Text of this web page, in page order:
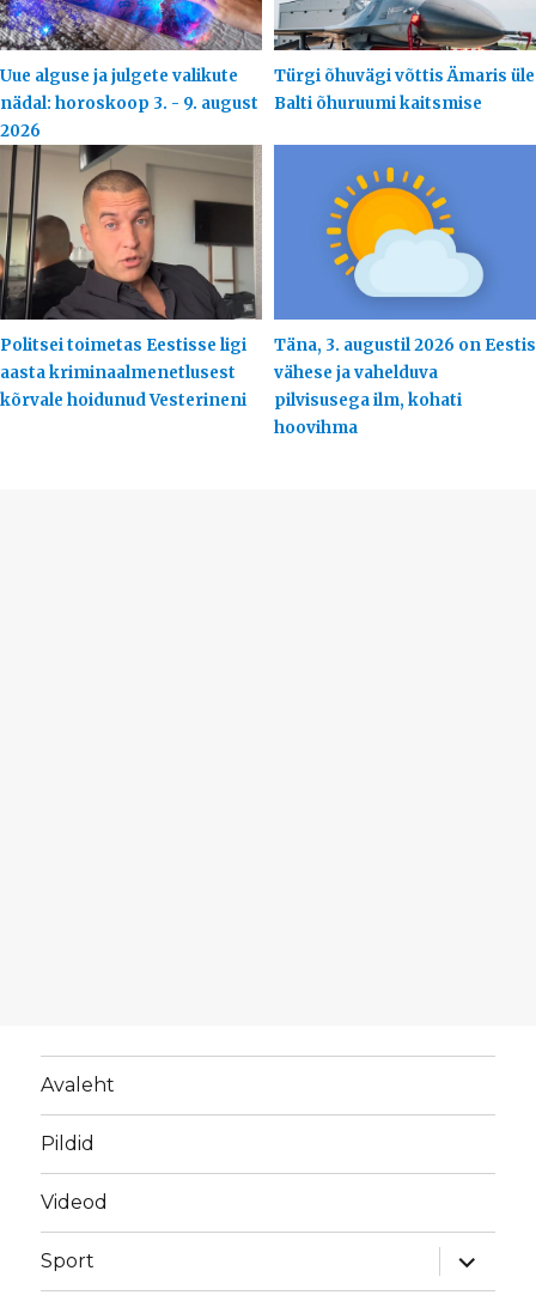
Uue alguse ja julgete valikute
nädal: horoskoop 3. - 9. august
2026
Türgi õhuvägi võttis Ämaris üle
Balti õhuruumi kaitsmise
Politsei toimetas Eestisse ligi
aasta kriminaalmenetlusest
kõrvale hoidunud Vesterineni
Täna, 3. augustil 2026 on Eestis
vähese ja vahelduva
pilvisusega ilm, kohati
hoovihma
Avaleht
Pildid
Videod
Sport
laienda